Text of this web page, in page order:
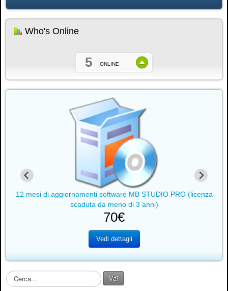
Who's Online
5 ONLINE
12 mesi di aggiornamenti software MB STUDIO PRO (licenza
scaduta da meno di 3 anni)
70€
Vedi dettagli
C
e
Vai